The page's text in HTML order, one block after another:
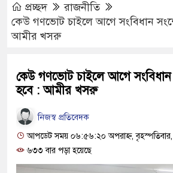
প্রচ্ছদ
রাজনীতি
কেউ গণভোট চাইলে আগে সংবিধান
আমীর খসরু
কেউ গণভোট চাইলে আগে
হবে : আমীর খসরু
নিজস্ব প্রতিবেদক
আপডেট সময় ০৬:৫৬:২০ অপরাহ্ন,
৬৩৩ বার পড়া হয়েছে